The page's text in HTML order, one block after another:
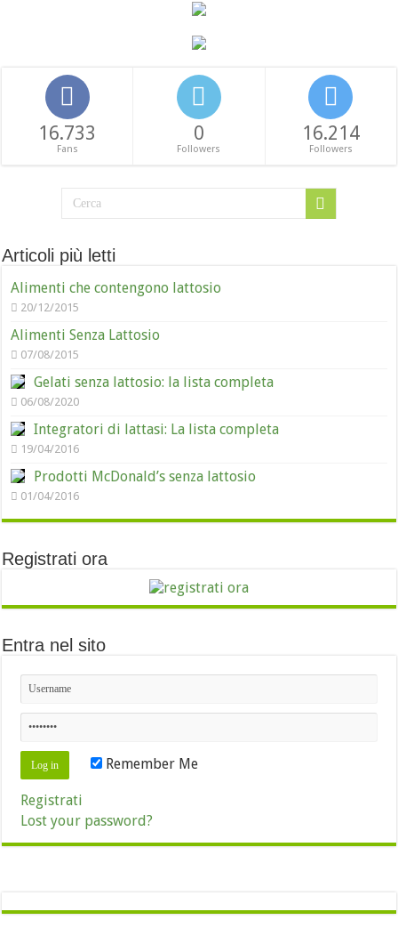
16.733
Fans
0
Followers
16.214
Followers
Articoli più letti
Alimenti che contengono lattosio
20/12/2015
Alimenti Senza Lattosio
07/08/2015
Gelati senza lattosio: la lista completa
06/08/2020
Integratori di lattasi: La lista completa
19/04/2016
Prodotti McDonald’s senza lattosio
01/04/2016
Registrati ora
Entra nel sito
Remember Me
Registrati
Lost your password?